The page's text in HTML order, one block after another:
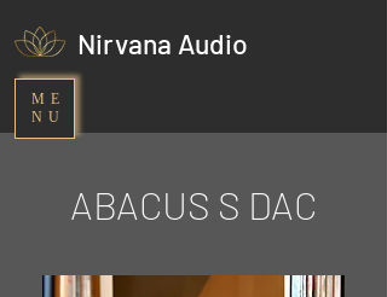
ME
NU
Nirvana Audio
ABACUS S DAC